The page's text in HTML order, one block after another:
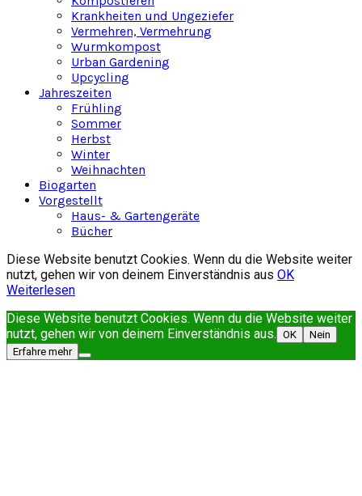
Krankheiten und Ungeziefer
Vermehren, Vermehrung
Wurmkompost
Urban Gardening
Upcycling
Jahreszeiten
Frühling
Sommer
Herbst
Winter
Weihnachten
Biogarten
Vorgestellt
Haus- & Gartengeräte
Bücher
Diese Website benutzt Cookies. Wenn du die Website weiter
nutzt, gehen wir von deinem Einverständnis aus OK
Weiterlesen
Diese Website benutzt Cookies. Wenn du die Website weiter
nutzt, gehen wir von deinem Einverständnis aus. OK
Nein
Erfahre mehr